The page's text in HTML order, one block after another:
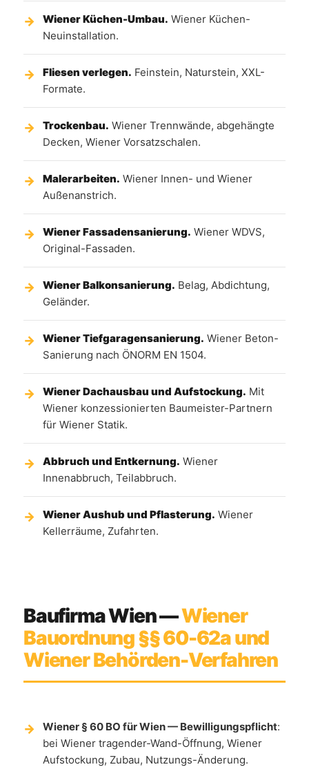
Wiener Küchen-Umbau. Wiener Küchen-
Neuinstallation.
Fliesen verlegen. Feinstein, Naturstein, XXL-
Formate.
Trockenbau. Wiener Trennwände, abgehängte
Decken, Wiener Vorsatzschalen.
Malerarbeiten. Wiener Innen- und Wiener
Außenanstrich.
Wiener Fassadensanierung. Wiener WDVS,
Original-Fassaden.
Wiener Balkonsanierung. Belag, Abdichtung,
Geländer.
Wiener Tiefgaragensanierung. Wiener Beton-
Sanierung nach ÖNORM EN 1504.
Wiener Dachausbau und Aufstockung. Mit
Wiener konzessionierten Baumeister-Partnern
für Wiener Statik.
Abbruch und Entkernung. Wiener
Innenabbruch, Teilabbruch.
Wiener Aushub und Pflasterung. Wiener
Kellerräume, Zufahrten.
Baufirma Wien —Wiener
Bauordnung §§ 60-62a und
Wiener Behörden-Verfahren
Wiener § 60 BO für Wien — Bewilligungspflicht:
bei Wiener tragender-Wand-Öffnung, Wiener
Aufstockung, Zubau, Nutzungs-Änderung.